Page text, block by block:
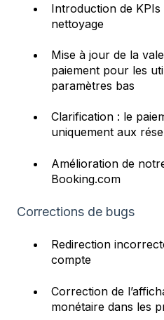
Introduction de
nettoyage
Mise à jour de la
paiement pour les
paramètres bas
Clarification : le
uniquement aux
Amélioration de
Booking.com
Corrections de bugs
Redirection
compte
Correction de
monétaire dans les